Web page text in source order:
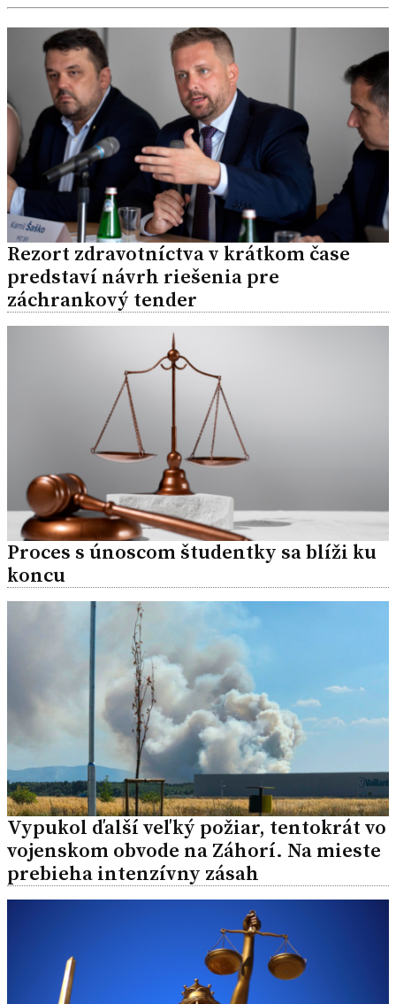
Rezort zdravotníctva v krátkom čase
predstaví návrh riešenia pre
záchrankový tender
Proces s únoscom študentky sa blíži ku
koncu
Vypukol ďalší veľký požiar, tentokrát vo
vojenskom obvode na Záhorí. Na mieste
prebieha intenzívny zásah